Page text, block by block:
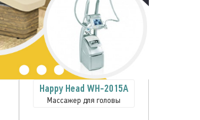
Happy Head WH-2015A
Массажер для головы